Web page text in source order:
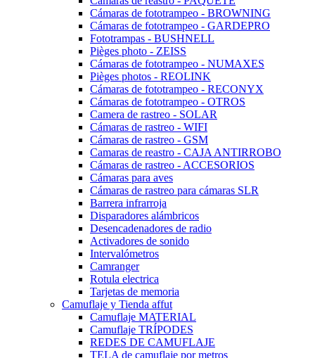
Cámaras de fototrampeo - BROWNING
Cámaras de fototrampeo - GARDEPRO
Fototrampas - BUSHNELL
Pièges photo - ZEISS
Cámaras de fototrampeo - NUMAXES
Pièges photos - REOLINK
Cámaras de fototrampeo - RECONYX
Cámaras de fototrampeo - OTROS
Camera de rastreo - SOLAR
Cámaras de rastreo - WIFI
Cámaras de rastreo - GSM
Camaras de reastro - CAJA ANTIRROBO
Cámaras de rastreo - ACCESORIOS
Cámaras para aves
Cámaras de rastreo para cámaras SLR
Barrera infrarroja
Disparadores alámbricos
Desencadenadores de radio
Activadores de sonido
Intervalómetros
Camranger
Rotula electrica
Tarjetas de memoria
Camuflaje y Tienda affut
Camuflaje MATERIAL
Camuflaje TRÍPODES
REDES DE CAMUFLAJE
TELA de camuflaje por metros